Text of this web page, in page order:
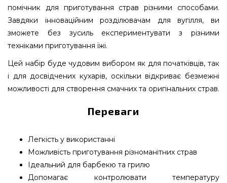
помічник для приготування страв різними способами.
Завдяки інноваційним розділювачам для вугілля, ви
зможете без зусиль експериментувати з різними
техніками приготування їжі.
Цей набір буде чудовим вибором як для початківців, так
і для досвідчених кухарів, оскільки відкриває безмежні
можливості для створення смачних та оригінальних страв.
Переваги
Легкість у використанні
Можливість приготування різноманітних страв
Ідеальний для барбекю та грилю
Допомагає контролювати температуру